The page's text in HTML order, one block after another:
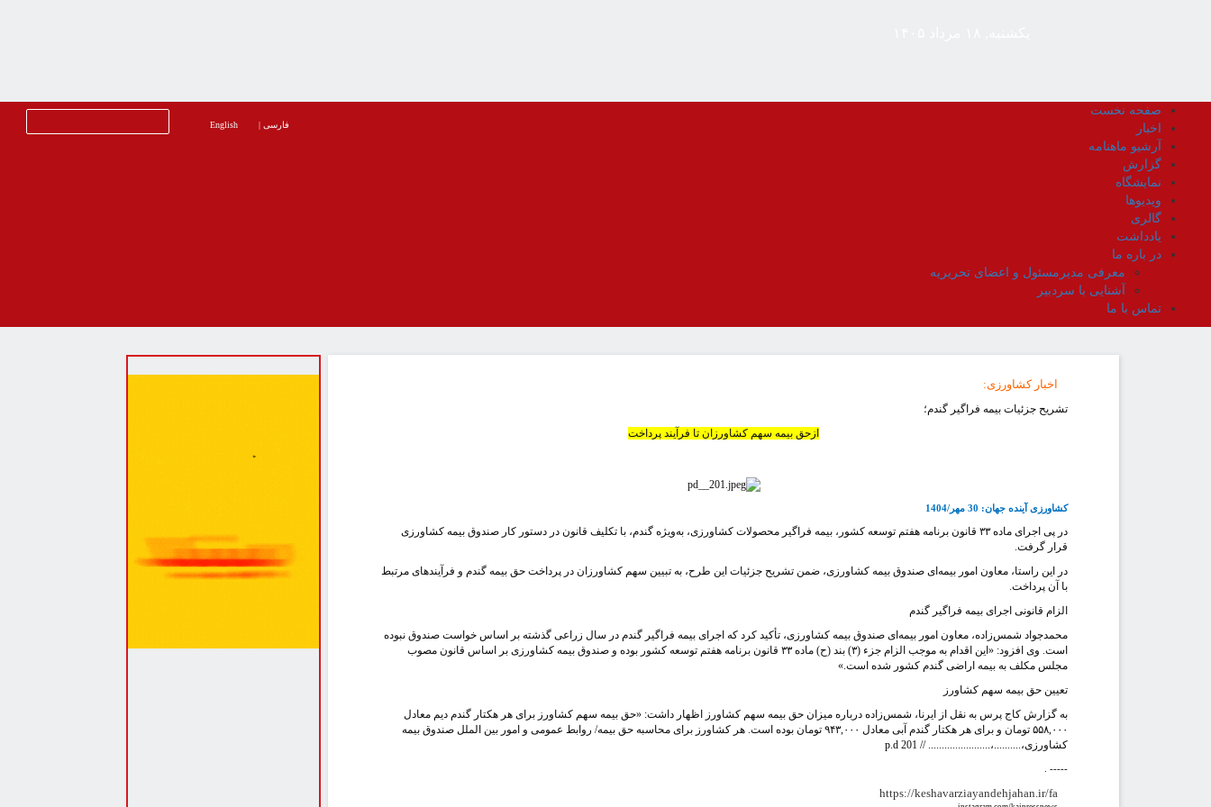
صفحه نخست
اخبار
آرشیو ماهنامه
گزارش
نمایشگاه
ویدیوها
گالری
یادداشت
در باره ما
معرفی مدیرمسئول و اعضای تحریریه
آشنایی با سردبیر
تماس با ما
فارسی |
English
اخبار کشاورزی:
تشریح جزئیات بیمه فراگیر گندم؛
ازحق بیمه سهم کشاورزان تا فرآیند پرداخت
کشاورزی آینده جهان: 30 مهر/1404
در پی اجرای ماده ۳۳ قانون برنامه هفتم توسعه کشور، بیمه فراگیر محصولات کشاورزی، به‌ویژه گندم، با تکلیف قانون در دستور کار صندوق بیمه کشاورزی
قرار گرفت.
در این راستا، معاون امور بیمه‌ای صندوق بیمه کشاورزی، ضمن تشریح جزئیات این طرح، به تبیین سهم کشاورزان در پرداخت حق بیمه گندم و فرآیندهای مرتبط
با آن پرداخت.
الزام قانونی اجرای بیمه فراگیر گندم
محمدجواد شمس‌زاده، معاون امور بیمه‌ای صندوق بیمه کشاورزی، تأکید کرد که اجرای بیمه فراگیر گندم در سال زراعی گذشته بر اساس خواست صندوق نبوده
است. وی افزود: «این اقدام به موجب الزام جزء (۳) بند (ح) ماده ۳۳ قانون برنامه هفتم توسعه کشور بوده و صندوق بیمه کشاورزی بر اساس قانون مصوب
مجلس مکلف به بیمه اراضی گندم کشور شده است.»
تعیین حق بیمه سهم کشاورز
به گزارش کاج پرس به نقل از ایرنا، شمس‌زاده درباره میزان حق بیمه سهم کشاورز اظهار داشت: «حق بیمه سهم کشاورز برای هر هکتار گندم دیم معادل
۵۵۸,۰۰۰ تومان و برای هر هکتار گندم آبی معادل ۹۴۳,۰۰۰ تومان بوده است. هر کشاورز برای محاسبه حق بیمه/ روابط عمومی و امور بین الملل صندوق بیمه
کشاورزی،..........،....................... // 201
p.d
. -----
https://keshavarziayandehjahan.ir/fa